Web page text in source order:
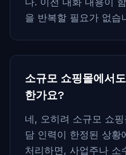
을 반복할 필요가 없습
소규모 쇼핑몰에서
한가요?
네, 오히려 소규모 쇼
담 인력이 한정된 상
처리하면, 사업주나 소